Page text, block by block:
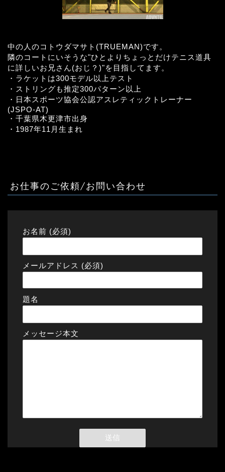
中の人のコトウダマサト(TRUEMAN)です。
隣のコートにいそうな"ひとよりちょっとだけテニス道具
に詳しいお兄さん(おじ？)"を目指してます。
・ラケットは300モデル以上テスト
・ストリングも推定300パターン以上
・日本スポーツ協会公認アスレティックトレーナー
(JSPO-AT)
・千葉県木更津市出身
・1987年11月生まれ
お仕事のご依頼/お問い合わせ
お名前 (必須)
メールアドレス (必須)
題名
メッセージ本文